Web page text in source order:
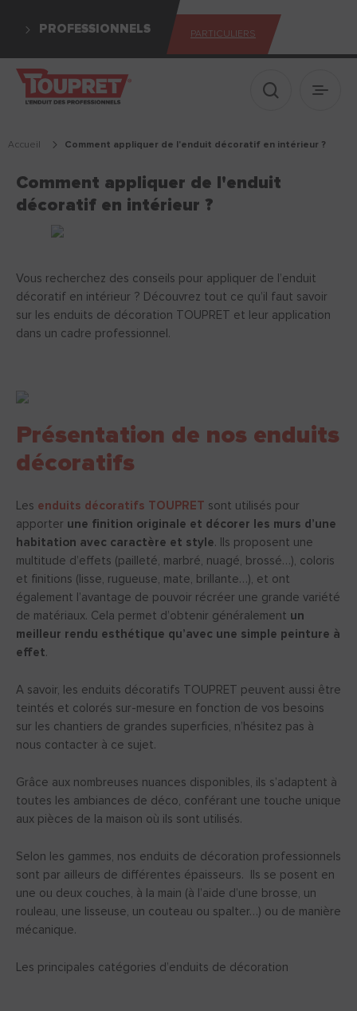
PROFESSIONNELS PARTICULIERS
Afficher le
Accueil comment appliquer de l'enduit décoratif en intérieur ?
Comment appliquer de l'enduit
décoratif en intérieur ?
Vous recherchez des conseils pour appliquer de l’enduit
décoratif en intérieur ? Découvrez tout ce qu’il faut savoir
sur les enduits de décoration TOUPRET et leur application
dans un cadre professionnel.
Présentation de nos enduits
décoratifs
Les enduits décoratifs TOUPRET sont utilisés pour
apporter une finition originale et décorer les murs d’une
habitation avec caractère et style. Ils proposent une
multitude d’effets (pailleté, marbré, nuagé, brossé…), coloris
et finitions (lisse, rugueuse, mate, brillante…), et ont
également l’avantage de pouvoir récréer une grande variété
de matériaux. Cela permet d’obtenir généralement un
meilleur rendu esthétique qu’avec une simple peinture à
effet.
A savoir, les enduits décoratifs TOUPRET peuvent aussi être
teintés et colorés sur-mesure en fonction de vos besoins
sur les chantiers de grandes superficies, n’hésitez pas à
nous contacter à ce sujet.
Grâce aux nombreuses nuances disponibles, ils s’adaptent à
toutes les ambiances de déco, conférant une touche unique
aux pièces de la maison où ils sont utilisés.
Selon les gammes, nos enduits de décoration professionnels
sont par ailleurs de différentes épaisseurs. Ils se posent en
une ou deux couches, à la main (à l’aide d’une brosse, un
rouleau, une lisseuse, un couteau ou spalter…) ou de manière
mécanique.
Les principales catégories d’enduits de décoration